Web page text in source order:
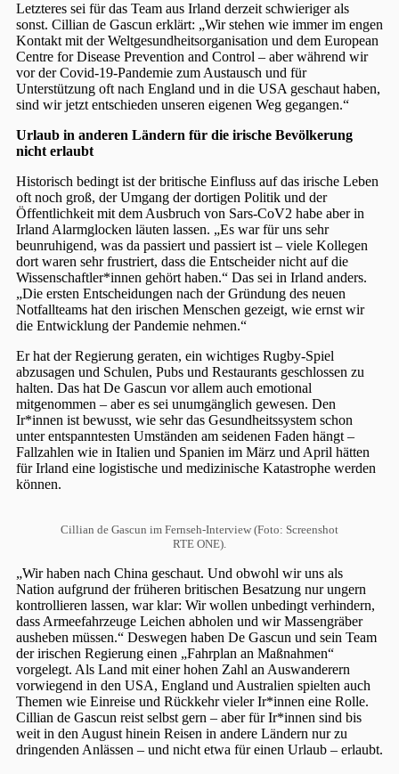
Letzteres sei für das Team aus Irland derzeit schwieriger als
sonst. Cillian de Gascun erklärt: „Wir stehen wie immer im engen
Kontakt mit der Weltgesundheitsorganisation und dem European
Centre for Disease Prevention and Control – aber während wir
vor der Covid-19-Pandemie zum Austausch und für
Unterstützung oft nach England und in die USA geschaut haben,
sind wir jetzt entschieden unseren eigenen Weg gegangen.“
Urlaub in anderen Ländern für die irische Bevölkerung
nicht erlaubt
Historisch bedingt ist der britische Einfluss auf das irische Leben
oft noch groß, der Umgang der dortigen Politik und der
Öffentlichkeit mit dem Ausbruch von Sars-CoV2 habe aber in
Irland Alarmglocken läuten lassen. „Es war für uns sehr
beunruhigend, was da passiert und passiert ist – viele Kollegen
dort waren sehr frustriert, dass die Entscheider nicht auf die
Wissenschaftler*innen gehört haben.“ Das sei in Irland anders.
„Die ersten Entscheidungen nach der Gründung des neuen
Notfallteams hat den irischen Menschen gezeigt, wie ernst wir
die Entwicklung der Pandemie nehmen.“
Er hat der Regierung geraten, ein wichtiges Rugby-Spiel
abzusagen und Schulen, Pubs und Restaurants geschlossen zu
halten. Das hat De Gascun vor allem auch emotional
mitgenommen – aber es sei unumgänglich gewesen. Den
Ir*innen ist bewusst, wie sehr das Gesundheitssystem schon
unter entspanntesten Umständen am seidenen Faden hängt –
Fallzahlen wie in Italien und Spanien im März und April hätten
für Irland eine logistische und medizinische Katastrophe werden
können.
Cillian de Gascun im Fernseh-Interview (Foto: Screenshot
RTE ONE).
„Wir haben nach China geschaut. Und obwohl wir uns als
Nation aufgrund der früheren britischen Besatzung nur ungern
kontrollieren lassen, war klar: Wir wollen unbedingt verhindern,
dass Armeefahrzeuge Leichen abholen und wir Massengräber
ausheben müssen.“ Deswegen haben De Gascun und sein Team
der irischen Regierung einen „Fahrplan an Maßnahmen“
vorgelegt. Als Land mit einer hohen Zahl an Auswanderern
vorwiegend in den USA, England und Australien spielten auch
Themen wie Einreise und Rückkehr vieler Ir*innen eine Rolle.
Cillian de Gascun reist selbst gern – aber für Ir*innen sind bis
weit in den August hinein Reisen in andere Ländern nur zu
dringenden Anlässen – und nicht etwa für einen Urlaub – erlaubt.